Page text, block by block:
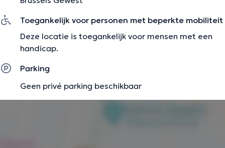
Toegankelijk voor personen met beperkte mobiliteit
Deze locatie is toegankelijk voor mensen met een
handicap.
Parking
Geen privé parking beschikbaar